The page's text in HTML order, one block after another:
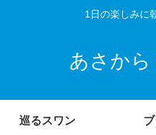
1日の楽しみに
あさか
巡るスワン